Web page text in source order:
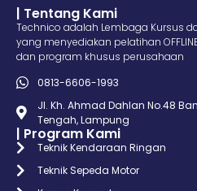
| Tentang Kami
Technico adalah Lembaga Kursus
yang menyediakan pelatihan
dan program khusus perusahaan
0813-6606-1993
Jl. Kh. Ahmad Dahlan No.48
Tengah, Lampung
| Program Kami
Teknik Kendaraan Ringan
Teknik Sepeda Motor